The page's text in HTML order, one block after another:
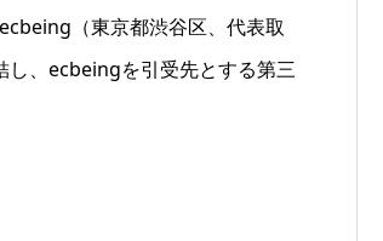
（東京都渋谷区、代表取
、ecbeingを引受先とする第三